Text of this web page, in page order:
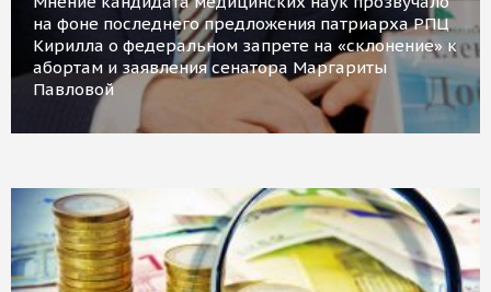
на фоне последнего предложения патриарха РПЦ
Кирилла о федеральном запрете на «склонение» к
абортам и заявления сенатора Маргариты
Павловой